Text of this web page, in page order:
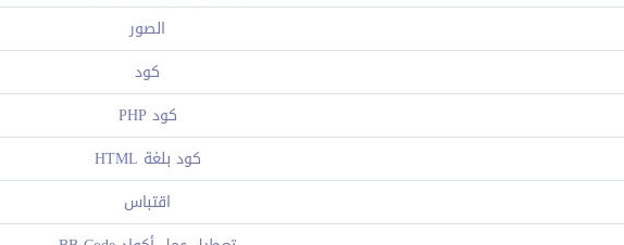
الصور
كود
كود PHP
كود بلغة HTML
اقتباس